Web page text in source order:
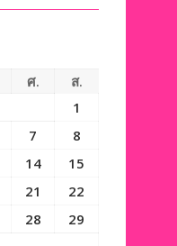
ศ.
ส.
1
7
8
14
15
21
22
28
29